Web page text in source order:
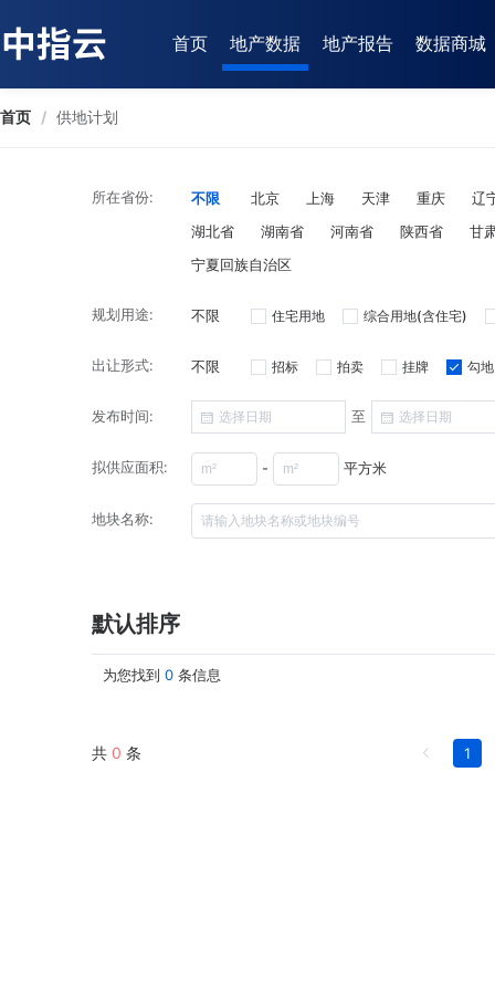
首页 地产数据 地产报告 数据商城
首页 / 供地计划
所在省份: 不限 北京 上海 天津 重庆
辽
湖北省
湖南省 河南省 陕西省
甘
宁夏回族自治区
规划用途: 不限 住宅用地 综合用地(含住宅)
出让形式: 不限 招标 拍卖 挂牌 勾地
发布时间: 至
拟供应面积: - 平方米
地块名称:
默认排序
为您找到 0 条信息
共 0 条 1